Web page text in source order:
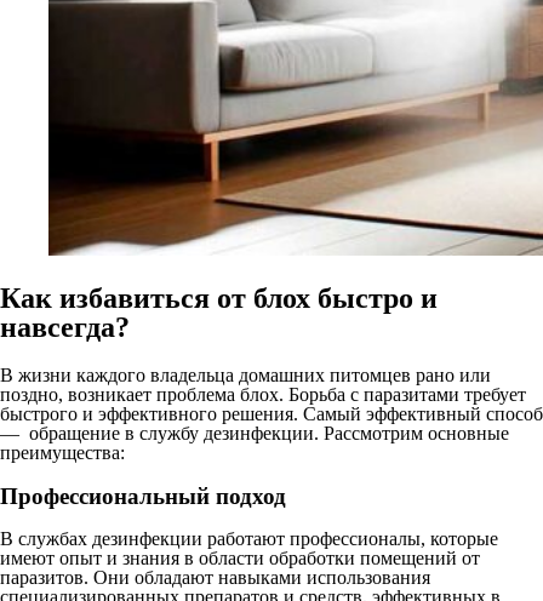
Как избавиться от блох быстро и
навсегда?
В жизни каждого владельца домашних питомцев рано или
поздно, возникает проблема блох. Борьба с паразитами требует
быстрого и эффективного решения. Самый эффективный способ
— обращение в службу дезинфекции. Рассмотрим основные
преимущества:
Профессиональный подход
В службах дезинфекции работают профессионалы, которые
имеют опыт и знания в области обработки помещений от
паразитов. Они обладают навыками использования